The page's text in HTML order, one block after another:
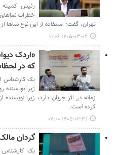
رئیس کمیته
خطرات نماهای
تهران، گفت: استفاده از این نوع نماها از سال ۱۳۹۵ در تهران ممنوع
۱۴۰۵-۰۳-۰۲ ۱۱:۰۶
«اردک
که در
یک کارشناس
زیرا
زمانه در اثر جریان دارد، زیرا
کرده است.
۱۴۰۵-۰۲-۳۱ ۰۷:۰۰
گردان
یک کارشناس